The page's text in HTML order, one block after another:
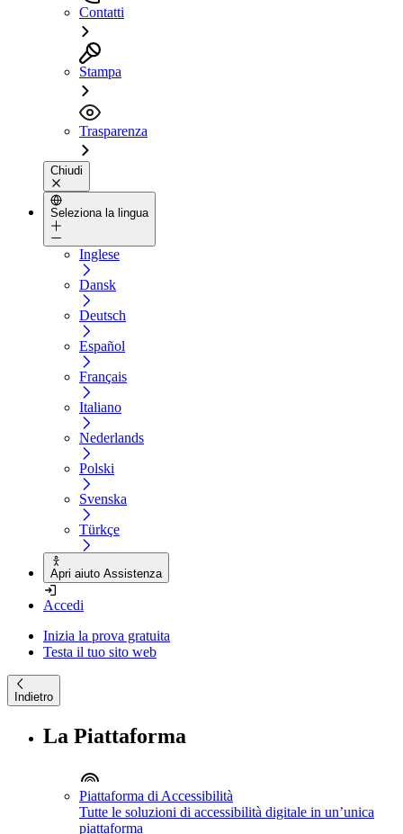
Contatti
Stampa
Trasparenza
Chiudi
Seleziona la lingua
Inglese
Dansk
Deutsch
Español
Français
Italiano
Nederlands
Polski
Svenska
Türkçe
Apri aiuto Assistenza
Accedi
Inizia la prova gratuita
Testa il tuo sito web
Indietro
La Piattaforma
Piattaforma di Accessibilità
Tutte le soluzioni di accessibilità digitale in un’unica
piattaforma